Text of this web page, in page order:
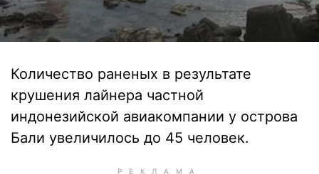
Количество раненых в результате
крушения лайнера частной
индонезийской авиакомпании у острова
Бали увеличилось до 45 человек.